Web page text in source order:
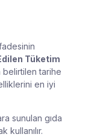
Tüketim
belirtilen tarihe
en iyi
sunulan gıda
kullanılır.